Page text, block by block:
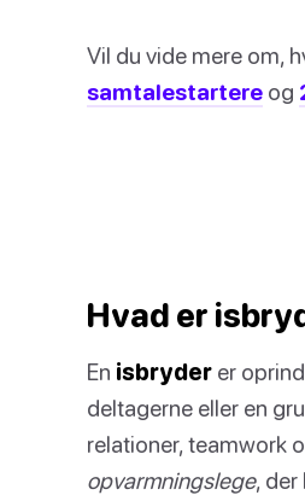
Vil du vide mere om,
samtalestartere og
Hvad er
En isbryder er
deltagerne eller en
relationer, teamwork
opvarmningslege,